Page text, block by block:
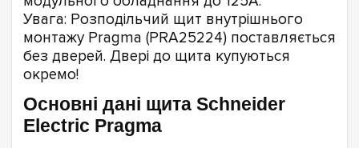
Увага: Розподільчий щит внутрішнього
монтажу Pragma (PRA25224) поставляється
без дверей. Двері до щита купуються
окремо!
Основні дані щита Schneider
Electric Pragma